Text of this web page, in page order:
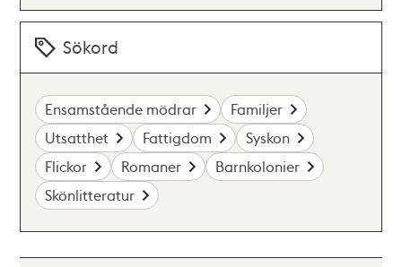
Sökord
Ensamstående mödrar
Familjer
Utsatthet
Fattigdom
Syskon
Flickor
Romaner
Barnkolonier
Skönlitteratur